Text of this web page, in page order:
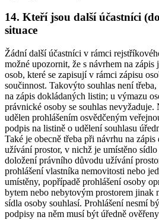
14. Kteří jsou další účastníci
situace
Žádní další účastníci v rámci
možné upozornit, že s návrhem na zápis
osob, které se zapisují v rámci zápisu
součinnost. Takovýto souhlas není
na zápis dokládaných listin; u výmazu
právnické osoby se souhlas nevyžaduje.
udělen prohlášením osvědčeným
podpis na listině o udělení souhlasu
Také je obecně třeba při návrhu na
užívání prostor, v nichž je umístěno
doložení právního důvodu užívání
prohlášení vlastníka nemovitosti nebo
umístěny, popřípadě prohlášení osoby
bytem nebo nebytovým prostorem jinak
sídla osoby souhlasí. Prohlášení nesmí
podpisy na něm musí být úředně